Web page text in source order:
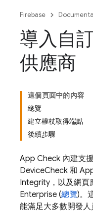
Firebase
導入自
供應商
這個頁面中的內容
總覽
建立權杖取得端點
後續步驟
App Check 內建支
DeviceCheck 和
Integrity，以及網頁
Enterprise (總覽)。
能滿足大多數開發